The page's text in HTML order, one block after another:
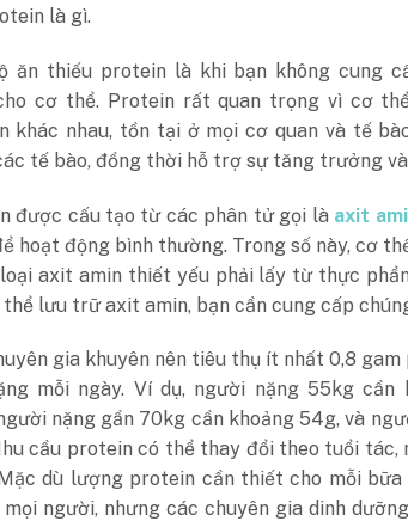
là gì.
ăn thiếu protein là khi bạn không cung
cơ thể. Protein rất quan trọng vì cơ
khác nhau, tồn tại ở mọi cơ quan và tế
tế bào, đồng thời hỗ trợ sự tăng trưởng
được cấu tạo từ các phân tử gọi là axit
hoạt động bình thường. Trong số này, cơ
axit amin thiết yếu phải lấy từ thực
thể lưu trữ axit amin, bạn cần cung cấp
gia khuyên nên tiêu thụ ít nhất 0,8
mỗi ngày. Ví dụ, người nặng 55kg
nặng gần 70kg cần khoảng 54g, và
cầu protein có thể thay đổi theo tuổi tác,
dù lượng protein cần thiết cho mỗi
người, nhưng các chuyên gia dinh